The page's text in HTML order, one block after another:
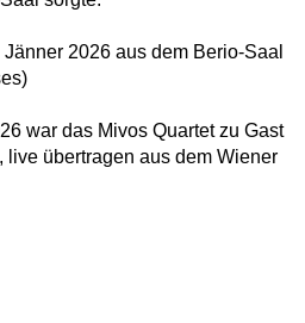
2026 aus dem Berio-Saal
war das Mivos Quartet zu Gast
, live übertragen aus dem Wiener